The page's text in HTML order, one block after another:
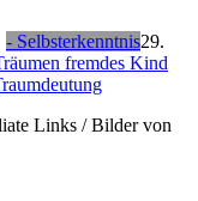
- Selbsterkenntnis29.
fremdes Kind
Links / Bilder von